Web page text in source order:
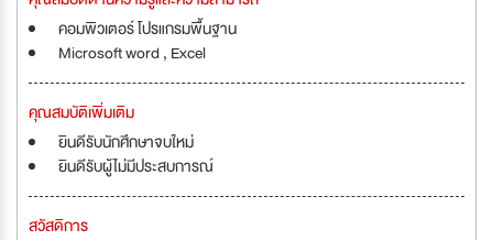
คอมพิวเตอร์ โปรแกรมพื้นฐาน
Microsoft word , Excel
คุณสมบัติเพิ่มเติม
ยินดีรับนักศึกษาจบใหม่
ยินดีรับผู้ไม่มีประสบการณ์
สวัสดิการ